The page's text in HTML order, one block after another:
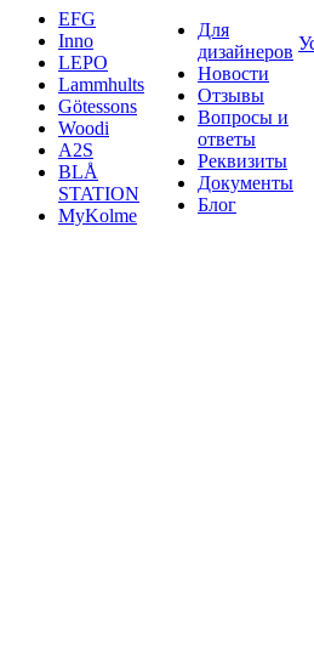
EFG
Inno
LEPO
Lammhults
Götessons
Woodi
A2S
BLÅ
STATION
MyKolme
Для
дизайнеров
Новости
Отзывы
Вопросы и
ответы
Реквизиты
Документы
Блог